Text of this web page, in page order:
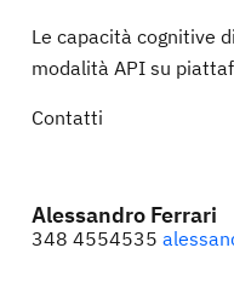
Le capacità cognitive
modalità API su
Contatti
Alessandro Ferrari
348 4554535